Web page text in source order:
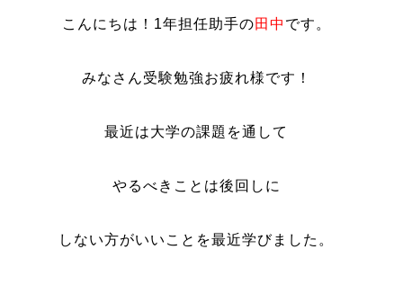
こんにちは！1年担任助手の田中 です。
みなさん受験勉強お疲れ様です！
最近は大学の課題を通して
やるべきことは後回しに
しない方がいいことを最近学びました。